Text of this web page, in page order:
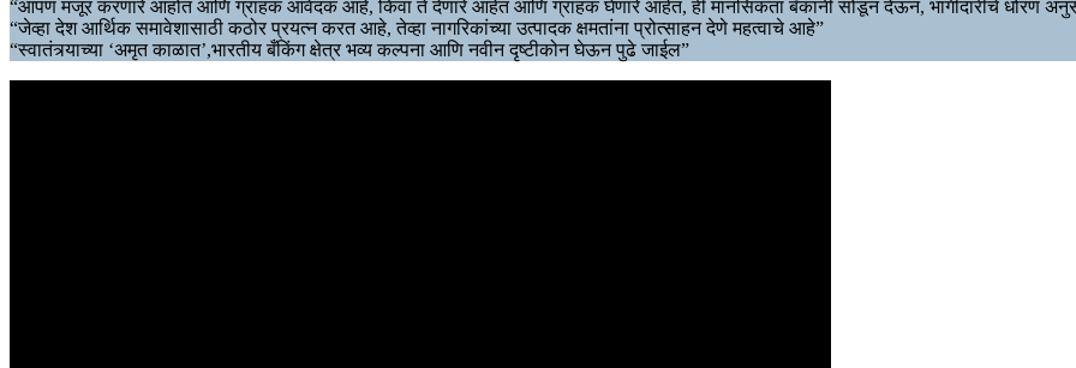
“आपण मंजूर करणारे आहोत आणि ग्राहक आवेदक आहे, किंवा ते देणारे आहेत आणि ग्राहक घेणारे आहेत, ही मानसिकता बँकांनी सोडून देऊन, भागीदारीचे धोरण
“जेव्हा देश आर्थिक समावेशासाठी कठोर प्रयत्न करत आहे, तेव्हा नागरिकांच्या उत्पादक क्षमतांना प्रोत्साहन देणे महत्वाचे आहे”
“स्वातंत्र्याच्या ‘अमृत काळात’,भारतीय बँकिंग क्षेत्र भव्य कल्पना आणि नवीन दृष्टीकोन घेऊन पुढे जाईल”